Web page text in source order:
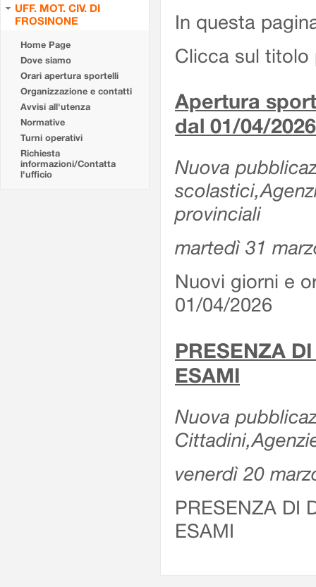
UFF. MOT. CIV. DI
FROSINONE
Home Page
Dove siamo
Orari apertura sportelli
Organizzazione e contatti
Avvisi all'utenza
Normative
Turni operativi
Richiesta
informazioni/Contatta
l'ufficio
In questa
Clicca sul titolo
Apertura
dal 01/04/2026
Nuova
provinciali
martedì 31
Nuovi giorni e
01/04/2026
PRESENZA
ESAMI
Nuova
venerdì 20
PRESENZA DI
ESAMI